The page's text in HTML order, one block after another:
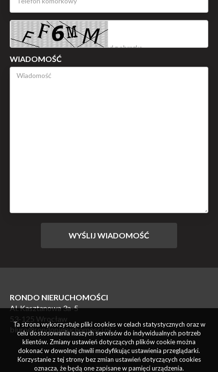
WIADOMOŚĆ
RONDO NIERUCHOMOŚCI
Al. Kasztanowa 3a-5
53-125 Wrocław
biuro@rondonieruchomosci.pl
Ta strona wykorzystuje pliki cookies w celach statystycznych oraz w
celu dostosowania naszych serwisów do indywidualnych potrzeb
klientów. Zmiany ustawień dotyczących plików cookie można
dokonać w dowolnej chwili modyfikując ustawienia przeglądarki.
Korzystanie z tej strony bez zmian ustawień dotyczących cookies
oznacza, że będą one zapisane w pamięci urządzenia.